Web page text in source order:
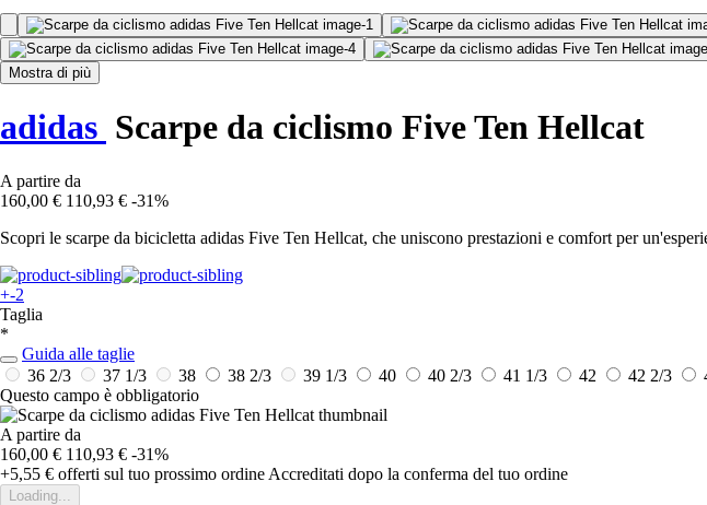
Mostra di più
adidas Scarpe da ciclismo Five Ten Hellcat
A partire da
160,00 € 110,93 € -31%
Scopri le scarpe da bicicletta adidas Five Ten Hellcat, che uniscono prestazioni e comfort per
+-2
Taglia
*
Guida alle taglie
36 2/3
37 1/3 38 38 2/3 39 1/3 40 40 2/3 41 1/3 42 42 2/3
Questo campo è obbligatorio
A partire da
160,00 € 110,93 € -31%
+5,55 € offerti sul tuo prossimo ordine Accreditati dopo la conferma del tuo ordine
Loading...